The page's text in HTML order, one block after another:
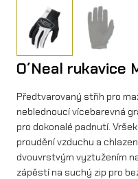
O´Neal rukavice
Předtvarovaný střih pro
neblednoucí vícebarevná
pro dokonalé padnutí.
proudění vzduchu a
dvouvrstvým vyztužením
zápěstí na suchý zip pro